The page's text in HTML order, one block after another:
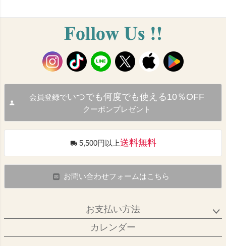
会員登録でいつでも何度でも使える10％OFF
クーポンプレゼント
5,500円以上送料無料
お問い合わせフォームはこちら
お支払い方法
カレンダー